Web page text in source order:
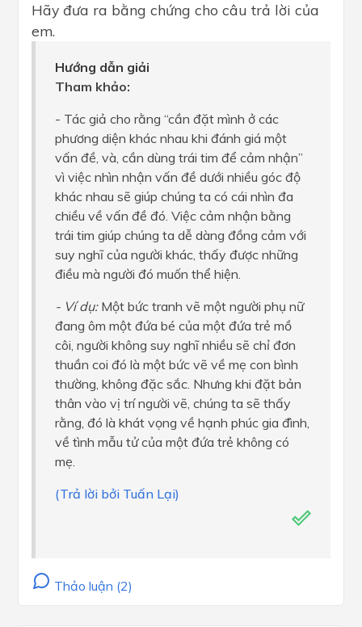
Hãy đưa ra bằng chứng cho câu trả lời của
em.
Hướng dẫn giải
Tham khảo:
- Tác giả cho rằng “cần đặt mình ở các
phương diện khác nhau khi đánh giá một
vấn đề, và, cần dùng trái tim để cảm nhận”
vì việc nhìn nhận vấn đề dưới nhiều góc độ
khác nhau sẽ giúp chúng ta có cái nhìn đa
chiều về vấn đề đó. Việc cảm nhận bằng
trái tim giúp chúng ta dễ dàng đồng cảm với
suy nghĩ của người khác, thấy được những
điều mà người đó muốn thể hiện.
- Ví dụ:Một bức tranh vẽ một người phụ nữ
đang ôm một đứa bé của một đứa trẻ mồ
côi, người không suy nghĩ nhiều sẽ chỉ đơn
thuần coi đó là một bức vẽ về mẹ con bình
thường, không đặc sắc. Nhưng khi đặt bản
thân vào vị trí người vẽ, chúng ta sẽ thấy
rằng, đó là khát vọng về hạnh phúc gia đình,
về tình mẫu tử của một đứa trẻ không có
mẹ.
(Trả lời bởi Tuấn Lại)
Thảo luận (2)